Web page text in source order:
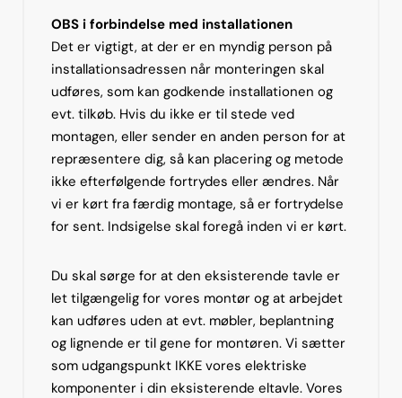
OBS i forbindelse med installationen
Det er vigtigt, at der er en myndig person på
installationsadressen når monteringen skal
udføres, som kan godkende installationen og
evt. tilkøb. Hvis du ikke er til stede ved
montagen, eller sender en anden person for at
repræsentere dig, så kan placering og metode
ikke efterfølgende fortrydes eller ændres. Når
vi er kørt fra færdig montage, så er fortrydelse
for sent. Indsigelse skal foregå inden vi er kørt.
Du skal sørge for at den eksisterende tavle er
let tilgængelig for vores montør og at arbejdet
kan udføres uden at evt. møbler, beplantning
og lignende er til gene for montøren. Vi sætter
som udgangspunkt IKKE vores elektriske
komponenter i din eksisterende eltavle. Vores